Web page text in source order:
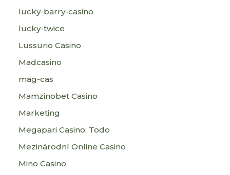
lucky-barry-casino
lucky-twice
Lussurio Casino
Madcasino
mag-cas
Mamzinobet Casino
Marketing
Megapari Casino: Todo
Mezinárodní Online Casino
Mino Casino